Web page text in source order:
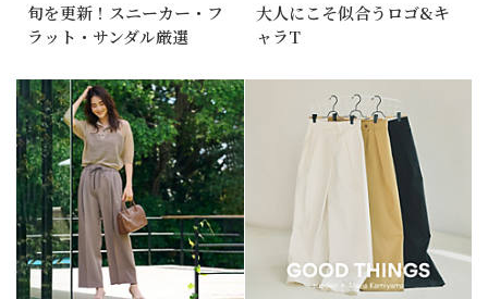
旬を更新！スニーカー・フ
ラット・サンダル厳選
大人にこそ似合うロゴ&キ
ャラT